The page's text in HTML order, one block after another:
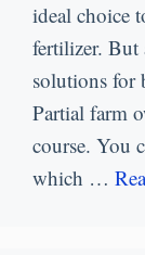
ideal choice
fertilizer. But
solutions for
Partial farm
course. You
which …